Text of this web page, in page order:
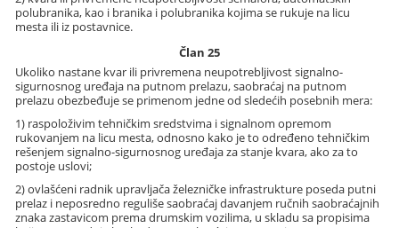
polubranika, kao i branika i polubranika kojima se rukuje na licu
mesta ili iz postavnice.
Član 25
Ukoliko nastane kvar ili privremena neupotrebljivost signalno-
sigurnosnog uređaja na putnom prelazu, saobraćaj na putnom
prelazu obezbeđuje se primenom jedne od sledećih posebnih mera:
1) raspoloživim tehničkim sredstvima i signalnom opremom
rukovanjem na licu mesta, odnosno kako je to određeno tehničkim
rešenjem signalno-sigurnosnog uređaja za stanje kvara, ako za to
postoje uslovi;
2) ovlašćeni radnik upravljača železničke infrastrukture poseda putni
prelaz i neposredno reguliše saobraćaj davanjem ručnih saobraćajnih
znaka zastavicom prema drumskim vozilima, u skladu sa propisima